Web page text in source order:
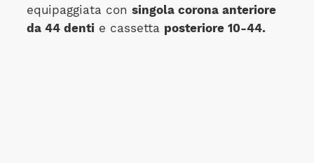
equipaggiata con singola corona anteriore
da 44 dentie cassetta posteriore 10-44.